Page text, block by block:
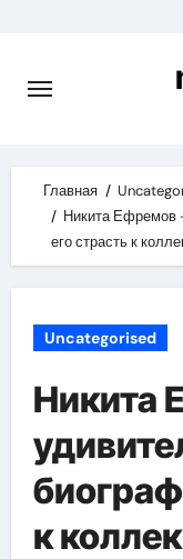
content
Главная
Никита Ефремов
его страсть к
Uncategorised
Никита
к